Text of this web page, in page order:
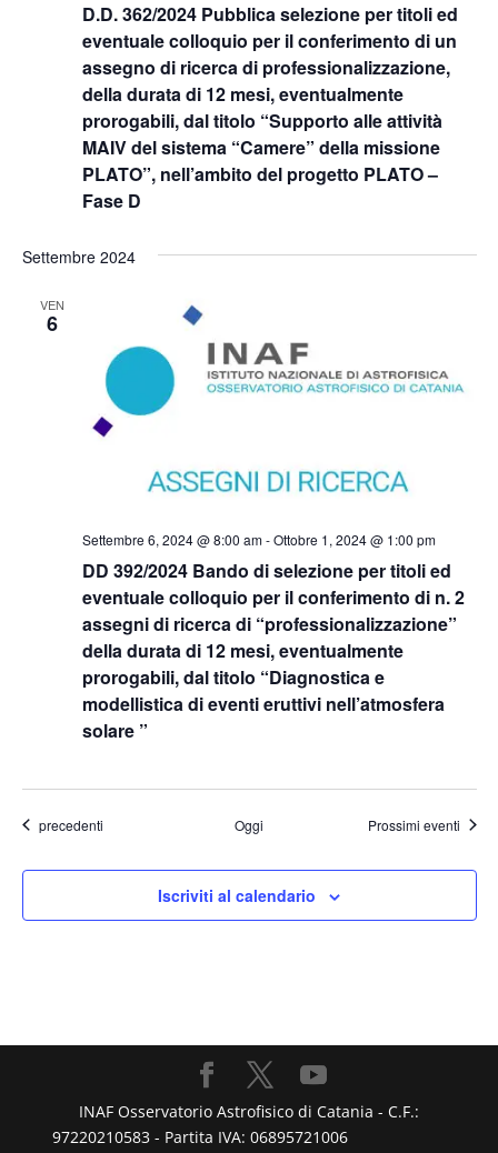
D.D. 362/2024 Pubblica selezione per titoli ed
eventuale colloquio per il conferimento di un
assegno di ricerca di professionalizzazione,
della durata di 12 mesi, eventualmente
prorogabili, dal titolo “Supporto alle attività
MAIV del sistema “Camere” della missione
PLATO”, nell’ambito del progetto PLATO –
Fase D
Settembre 2024
VEN
6
DD 392/2024 Bando di selezione per titoli ed
eventuale colloquio per il conferimento di n. 2
assegni di ricerca di “professionalizzazione”
della durata di 12 mesi, eventualmente
prorogabili, dal titolo “Diagnostica e
modellistica di eventi eruttivi nell’atmosfera
solare ”
Settembre 6, 2024 @ 8:00 am-Ottobre 1, 2024 @ 1:00 pm
Eventi
precedenti Oggi Prossimi eventi
Iscriviti al calendario
INAF Osservatorio Astrofisico di Catania - C.F.:
97220210583 - Partita IVA: 06895721006